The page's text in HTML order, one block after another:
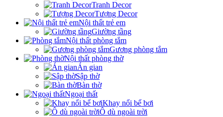
Tranh Decor
Tượng Decor
Nội thất trẻ em
Giường tầng
Nội thất phòng tắm
Gương phòng tắm
Nội thất phòng thờ
Án gian
Sập thờ
Bàn thờ
Ngoại thất
Khay nổi bể bơi
Ô dù ngoài trời